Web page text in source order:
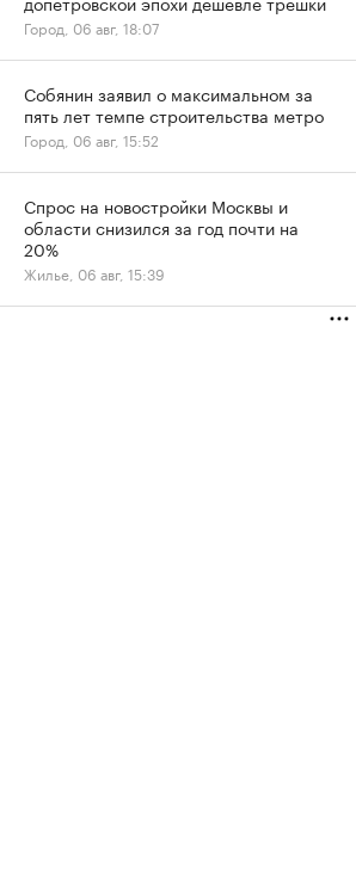
Город, 06 авг, 18:07
Собянин заявил о максимальном за
пять лет темпе строительства метро
Город, 06 авг, 15:52
Спрос на новостройки Москвы и
области снизился за год почти на
20%
Жилье, 06 авг, 15:39